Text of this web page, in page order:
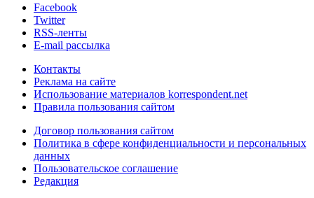
Facebook
Twitter
RSS-ленты
E-mail рассылка
Контакты
Реклама на сайте
Использование материалов korrespondent.net
Правила пользования сайтом
Договор пользования сайтом
Политика в сфере конфиденциальности и персональных
данных
Пользовательское соглашение
Редакция